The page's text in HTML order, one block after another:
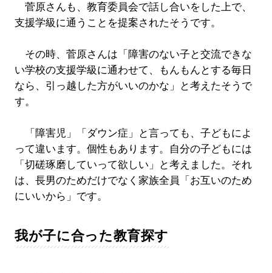
菅原さんも、教育委員会で話し合いをした上で、
支援学級に通うことを提案されたそうです。
その時、菅原さんは「障害のない子と交流できな
い学校の支援学級に通わせて、もんもんとする毎日
なら、引っ越した方がいいのかな」と考えたそうで
す。
「障害児」「ダウン症」と言っても、子どもによ
って違います。個性もあります。自分の子どもには
「切磋琢磨していって欲しい」と考えました。それ
は、長男のためだけでなく家族全員「お互いのため
にいいから」です。
我が子に合った教育探す